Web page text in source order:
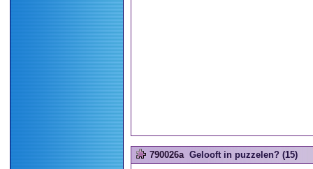
790026a Gelooft in puzzelen? (15)